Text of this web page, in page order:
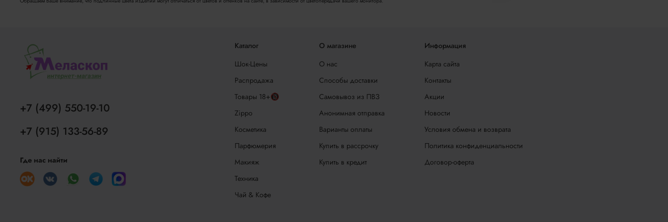
Каталог
Шок-Цены
Распродажа
Товары 18+🔞
Zippo
Косметика
Парфюмерия
Макияж
Техника
Чай & Кофе
О магазине
О нас
Способы доставки
Самовывоз из ПВЗ
Анонимная отправка
Варианты оплаты
Купить в рассрочку
Купить в кредит
Информация
Карта сайта
Контакты
Акции
Новости
Условия обмена и возврата
Политика конфиденциальности
Договор-оферта
+7 (499) 550-19-10
+7 (915) 133-56-89
Где нас найти